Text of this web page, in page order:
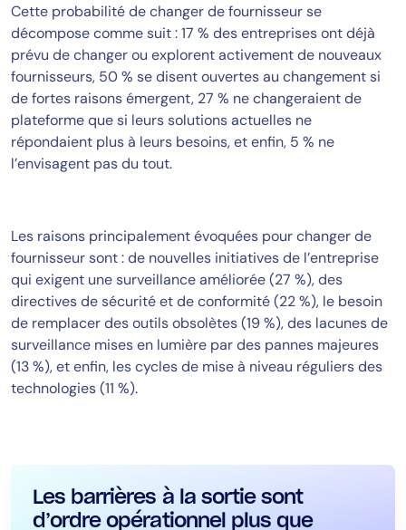
Cette probabilité de changer de fournisseur se
décompose comme suit : 17 % des entreprises ont déjà
prévu de changer ou explorent activement de nouveaux
fournisseurs, 50 % se disent ouvertes au changement si
de fortes raisons émergent, 27 % ne changeraient de
plateforme que si leurs solutions actuelles ne
répondaient plus à leurs besoins, et enfin, 5 % ne
l’envisagent pas du tout.
Les raisons principalement évoquées pour changer de
fournisseur sont : de nouvelles initiatives de l’entreprise
qui exigent une surveillance améliorée (27 %), des
directives de sécurité et de conformité (22 %), le besoin
de remplacer des outils obsolètes (19 %), des lacunes de
surveillance mises en lumière par des pannes majeures
(13 %), et enfin, les cycles de mise à niveau réguliers des
technologies (11 %).
Les barrières à la sortie sont
d’ordre opérationnel plus que